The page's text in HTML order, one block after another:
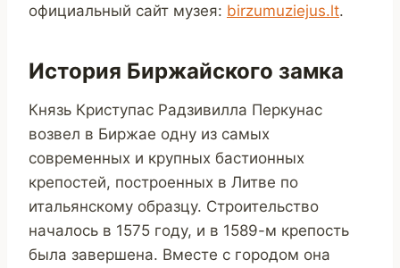
официальный сайт музея: birzumuziejus.lt.
История Биржайского замка
Князь Криступас Радзивилла Перкунас
возвел в Биржае одну из самых
современных и крупных бастионных
крепостей, построенных в Литве по
итальянскому образцу. Строительство
началось в 1575 году, и в 1589-м крепость
была завершена. Вместе с городом она